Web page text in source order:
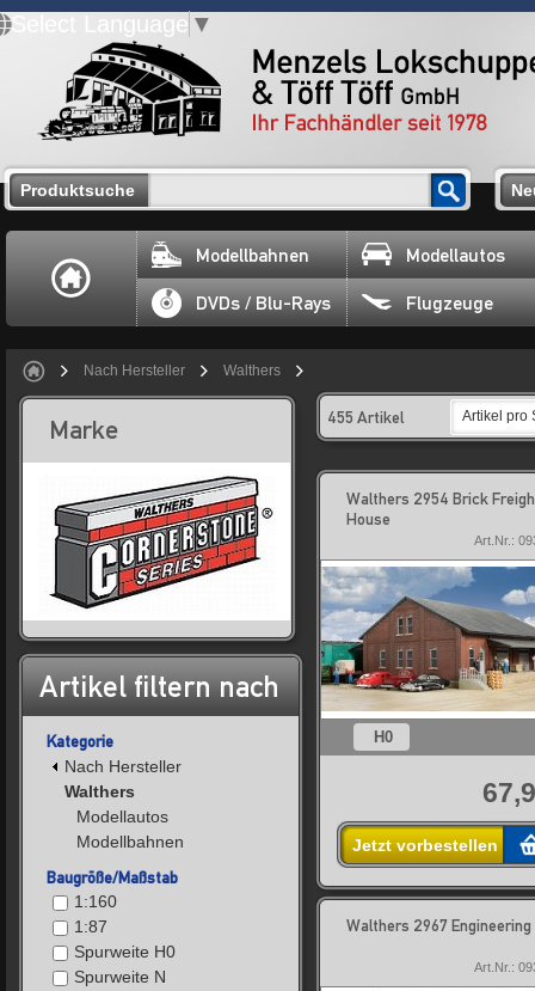
Select Language ▼
Produktsuche
Modellbahnen Modellautos
DVDs / Blu-Rays Flugzeuge
Nach Hersteller Walthers
Marke
Artikel filtern nach
Kategorie
Nach Hersteller
Walthers
Modellautos
Modellbahnen
Baugröße/Maßstab
1:160
1:87
Spurweite H0
Spurweite N
455 Artikel Artikel pro
Walthers 2954 Brick
House
Art.Nr.:
H0
Jetzt vorbestellen
Walthers 2967
Art.Nr.: